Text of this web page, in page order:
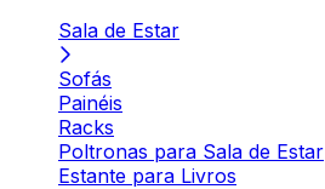
Sala de Estar
Sofás
Painéis
Racks
Poltronas para Sala de Estar
Estante para Livros